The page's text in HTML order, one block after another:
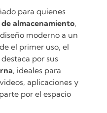
para quienes
almacenamiento,
moderno a un
el primer uso, el
por sus
, ideales para
aplicaciones y
por el espacio